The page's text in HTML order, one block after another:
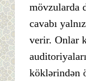
mövzularda
cavabı
verir. Onlar
köklərindən